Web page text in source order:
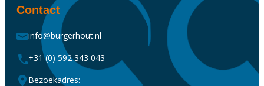
Contact
info@burgerhout.nl
+31 (0) 592 343 043
Bezoekadres: